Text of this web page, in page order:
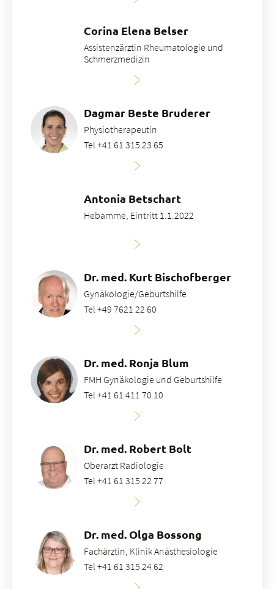
Corina Elena Belser
Assistenzärztin Rheumatologie und
Schmerzmedizin
Dagmar Beste Bruderer
Physiotherapeutin
Tel +41 61 315 23 65
Antonia Betschart
Hebamme, Eintritt 1.1.2022
Dr. med. Kurt Bischofberger
Gynäkologie/Geburtshilfe
Tel +49 7621 22 60
Dr. med. Ronja Blum
FMH Gynäkologie und Geburtshilfe
Tel +41 61 411 70 10
Dr. med. Robert Bolt
Oberarzt Radiologie
Tel +41 61 315 22 77
Dr. med. Olga Bossong
Fachärztin, Klinik Anästhesiologie
Tel +41 61 315 24 62